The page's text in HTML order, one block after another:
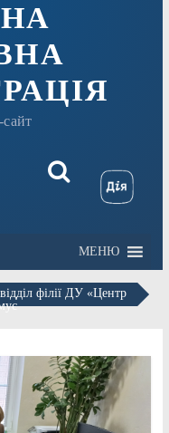
МЕНЮ
філії ДУ «Центр